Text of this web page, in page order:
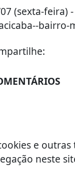
(sexta-
bairro-
e
neste